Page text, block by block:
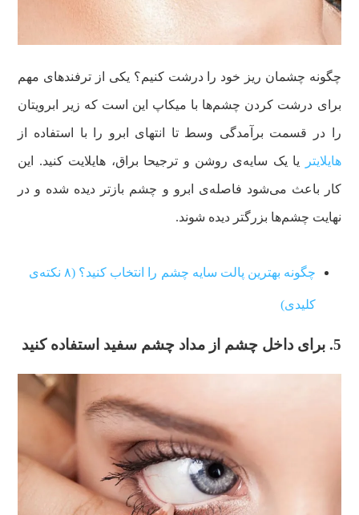
چگونه چشمان ریز خود را درشت کنیم؟ یکی از ترفند‌های مهم
برای درشت کردن چشم‌ها با میکاپ این است که زیر ابرویتان
را در قسمت برآمدگی وسط تا انتهای ابرو را با استفاده از
هایلایتر یا یک سایه‌ی روشن و ترجیحا براق‌، هایلایت کنید. این
کار باعث می‌شود فاصله‌ی ابرو و چشم بازتر دیده شده و در
نهایت چشم‌ها بزرگتر دیده شوند.
چگونه بهترین پالت سایه چشم را انتخاب کنید؟ (۸ نکته‌ی
کلیدی)
5. برای داخل چشم از مداد چشم سفید استفاده کنید